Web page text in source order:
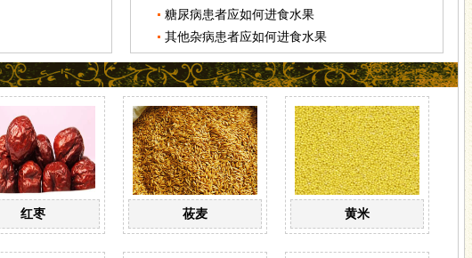
糖尿病患者应如何进食水果
其他杂病患者应如何进食水果
红枣 莜麦 黄米